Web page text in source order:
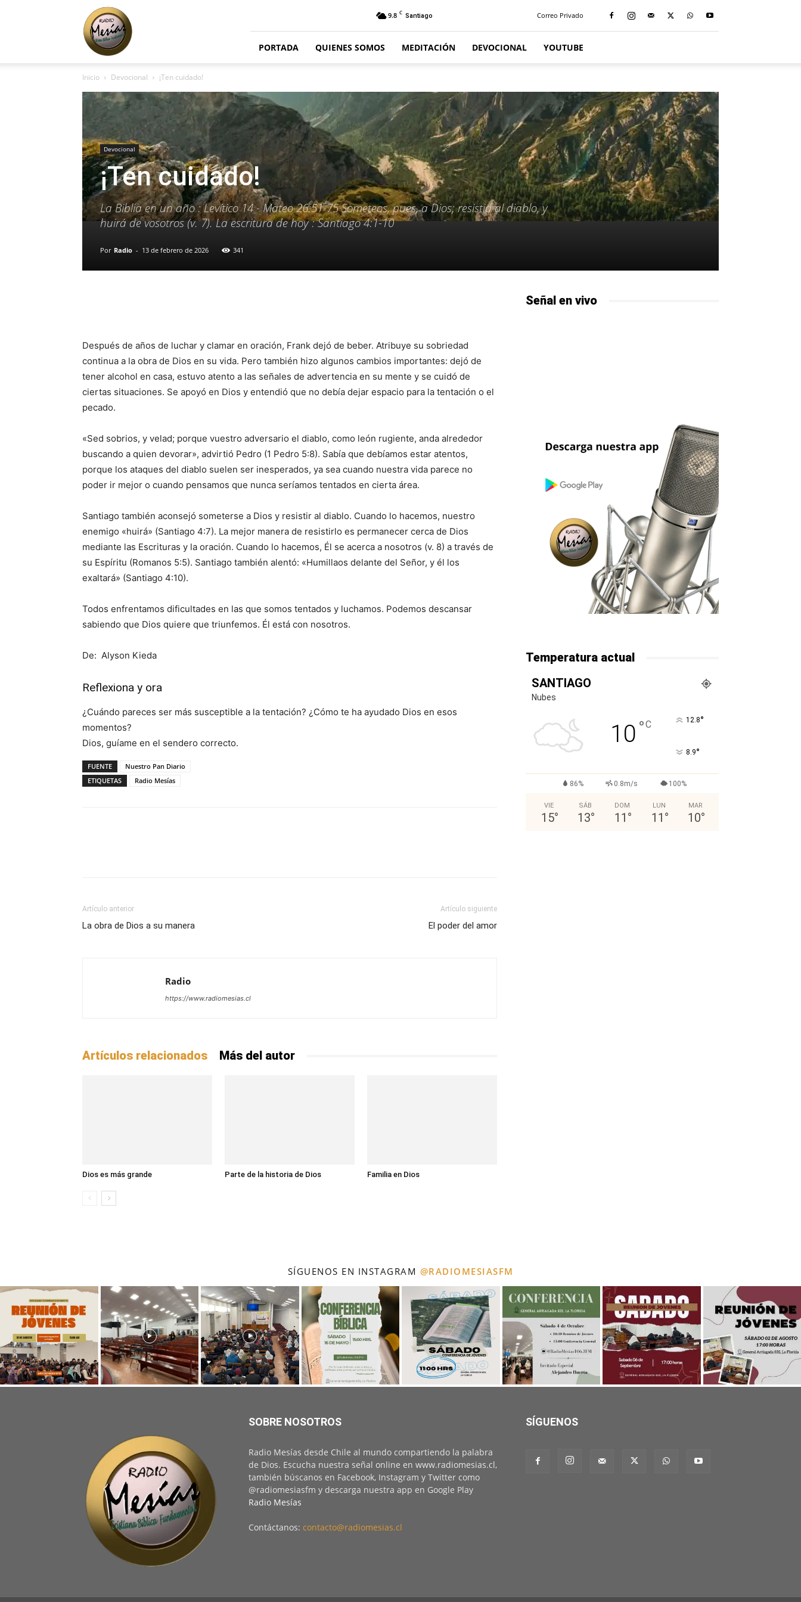
Radio
Mesías
9.8 C Santiago Correo Privado
PORTADA QUIENES SOMOS MEDITACIÓN DEVOCIONAL YOUTUBE
Inicio Devocional ¡Ten cuidado!
Devocional
¡Ten cuidado!
La Biblia en un año : Levítico 14 - Mateo 26:51-75 Someteos, pues, a Dios; resistid al diablo, y
huirá de vosotros (v. 7). La escritura de hoy : Santiago 4:1-10
Por Radio - 13 de febrero de 2026 341
Después de años de luchar y clamar en oración, Frank dejó de beber. Atribuye su sobriedad
continua a la obra de Dios en su vida. Pero también hizo algunos cambios importantes: dejó de
tener alcohol en casa, estuvo atento a las señales de advertencia en su mente y se cuidó de
ciertas situaciones. Se apoyó en Dios y entendió que no debía dejar espacio para la tentación o el
pecado.
«Sed sobrios, y velad; porque vuestro adversario el diablo, como león rugiente, anda alrededor
buscando a quien devorar», advirtió Pedro (1 Pedro 5:8). Sabía que debíamos estar atentos,
porque los ataques del diablo suelen ser inesperados, ya sea cuando nuestra vida parece no
poder ir mejor o cuando pensamos que nunca seríamos tentados en cierta área.
Santiago también aconsejó someterse a Dios y resistir al diablo. Cuando lo hacemos, nuestro
enemigo «huirá» (Santiago 4:7). La mejor manera de resistirlo es permanecer cerca de Dios
mediante las Escrituras y la oración. Cuando lo hacemos, Él se acerca a nosotros (v. 8) a través de
su Espíritu (Romanos 5:5). Santiago también alentó: «Humillaos delante del Señor, y él los
exaltará» (Santiago 4:10).
Todos enfrentamos dificultades en las que somos tentados y luchamos. Podemos descansar
sabiendo que Dios quiere que triunfemos. Él está con nosotros.
De: Alyson Kieda
Reflexiona y ora
¿Cuándo pareces ser más susceptible a la tentación? ¿Cómo te ha ayudado Dios en esos
momentos?
Dios, guíame en el sendero correcto.
FUENTE
Nuestro Pan Diario
ETIQUETAS
Radio Mesías
Artículo anterior
La obra de Dios a su manera
Artículo siguiente
El poder del amor
Radio
https://www.radiomesias.cl
Artículos relacionados Más del autor
Dios es más grande Parte de la historia de Dios Familia en Dios
Señal en vivo
Temperatura actual
SANTIAGO
Nubes
10 °C 12.8°
8.9°
86% 0.8m/s 100%
VIE
15°
SÁB
13°
DOM
11 °
LUN
11 °
MAR
10°
SÍGUENOS EN INSTAGRAM @RADIOMESIASFM
SOBRE NOSOTROS
Radio Mesías desde Chile al mundo compartiendo la palabra
de Dios. Escucha nuestra señal online en www.radiomesias.cl,
también búscanos en Facebook, Instagram y Twitter como
@radiomesiasfm y descarga nuestra app en Google Play
Radio Mesías
Contáctanos: contacto@radiomesias.cl
SÍGUENOS